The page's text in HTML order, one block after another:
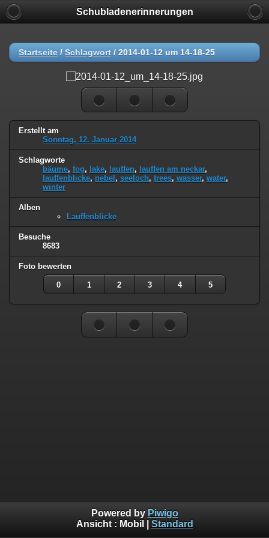
Schubladenerinnerungen
Startseite / Schlagwort / 2014-01-12 um 14-18-25
Erstellt am
Sonntag, 12. Januar 2014
Schlagworte
bäume, fog, lake, lauffen, lauffen am neckar,
lauffenblicke, nebel , seeloch, trees, wasser, water,
winter
Alben
Lauffenblicke
Besuche
8683
Foto bewerten
0 1 2 3 4 5
Powered by Piwigo
Ansicht : Mobil Standard